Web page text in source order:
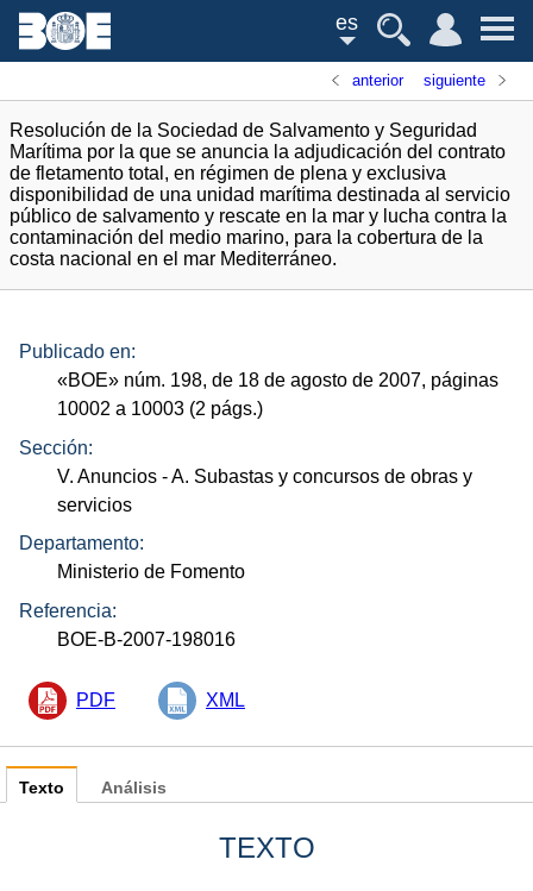
es
anterior siguiente
Resolución de la Sociedad de Salvamento y Seguridad
Marítima por la que se anuncia la adjudicación del contrato
de fletamento total, en régimen de plena y exclusiva
disponibilidad de una unidad marítima destinada al servicio
público de salvamento y rescate en la mar y lucha contra la
contaminación del medio marino, para la cobertura de la
costa nacional en el mar Mediterráneo.
Publicado en:
«BOE» núm. 198, de 18 de agosto de 2007, páginas
10002 a 10003 (2 págs.)
Sección:
V. Anuncios - A. Subastas y concursos de obras y
servicios
Departamento:
Ministerio de Fomento
Referencia:
BOE-B-2007-198016
PDF XML
Texto
TEXTO
Análisis